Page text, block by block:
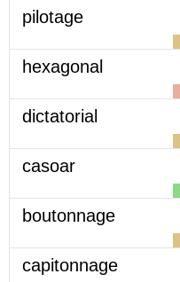
pilotage
hexagonal
dictatorial
casoar
boutonnage
capitonnage